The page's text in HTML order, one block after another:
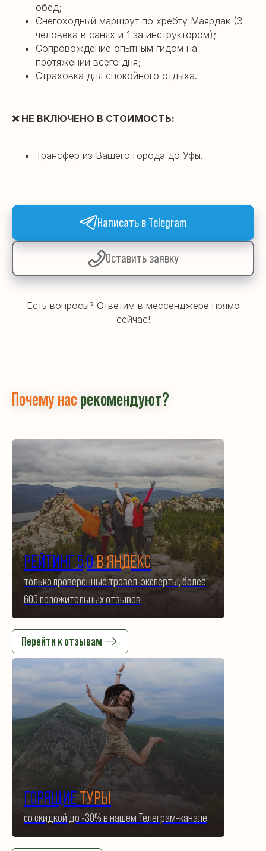
обед;
Снегоходный маршрут по хребту Маярдак (3
человека в санях и 1 за инструктором);
Сопровождение опытным гидом на
протяжении всего дня;
Страховка для спокойного отдыха.
❌ НЕ ВКЛЮЧЕНО В СТОИМОСТЬ:
Трансфер из Вашего города до Уфы.
Написать в Telegram
Оставить заявку
Есть вопросы? Ответим в мессенджере прямо
сейчас!
Почему насрекомендуют?
РЕЙТИНГ 5,0В ЯНДЕКС
только проверенные трэвел-эксперты, более
600 положительных отзывов
Перейти к отзывам
ГОРЯЩИЕТУРЫ
со скидкой до -30% в нашем Телеграм-канале